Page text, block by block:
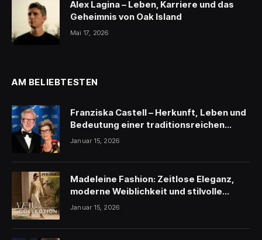
Alex Lagina – Leben, Karriere und das
Geheimnis von Oak Island
Mai 17, 2026
AM BELIEBTESTEN
Franziska Castell – Herkunft, Leben und
Bedeutung einer traditionsreichen
Persönlichkeit
Januar 15, 2026
Madeleine Fashion: Zeitlose Eleganz,
moderne Weiblichkeit und stilvolle
Inspiration
Januar 15, 2026